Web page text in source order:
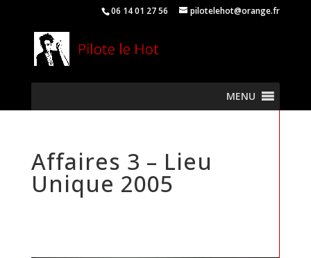
06 14 01 27 56 pilotelehot@orange.fr
MENU
Affaires 3 – Lieu
Unique 2005